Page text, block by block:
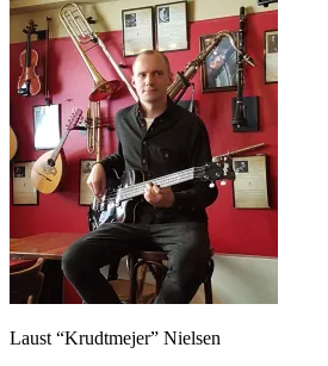
Laust “Krudtmejer” Nielsen